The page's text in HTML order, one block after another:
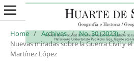
Home / Archives / No. 30 (2023) /
Nuevas miradas sobre la Guerra Civil y
Martínez López